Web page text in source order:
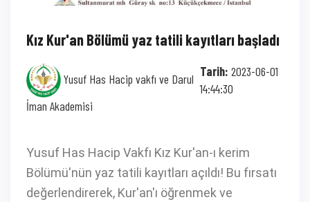
Kız Kur'an Bölümü yaz tatili kayıtları başladı
Yusuf Has Hacip vakfı ve Darul
İman Akademisi
Tarih: 2023-06-01
14:44:30
Yusuf Has Hacip Vakfı Kız Kur'an-ı kerim
Bölümü'nün yaz tatili kayıtları açıldı! Bu fırsatı
değerlendirerek, Kur'an'ı öğrenmek ve